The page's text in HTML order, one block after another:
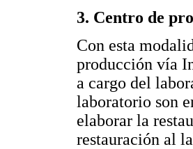
3. Centro de
Con esta
producción vía
a cargo del
laboratorio son
elaborar la
restauración al